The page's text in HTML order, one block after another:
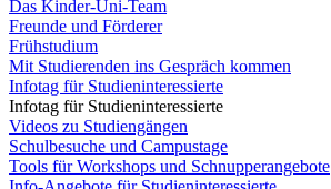
Das Kinder-Uni-Team
Freunde und Förderer
Frühstudium
Mit Studierenden ins Gespräch kommen
Infotag für Studieninteressierte
Infotag für Studieninteressierte
Videos zu Studiengängen
Schulbesuche und Campustage
Tools für Workshops und Schnupperangebote